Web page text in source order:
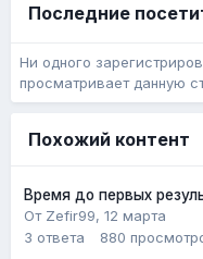
Последние
Ни одного
просматривает данную
Похожий контент
Время до первых
От Zefir99, 12 марта
3 ответа 880